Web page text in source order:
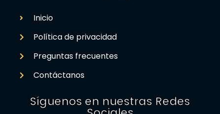
Inicio
Política de privacidad
Preguntas frecuentes
Contáctanos
Síguenos en nuestras Redes